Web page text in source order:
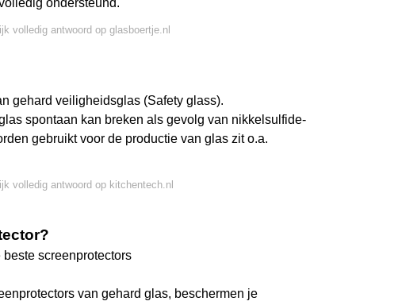
ondersteund.
volledig antwoord op glasboertje.nl
gehard veiligheidsglas (Safety glass).
spontaan kan breken als gevolg van nikkelsulfide-
gebruikt voor de productie van glas zit o.a.
volledig antwoord op kitchentech.nl
screenprotectors
van gehard glas, beschermen je